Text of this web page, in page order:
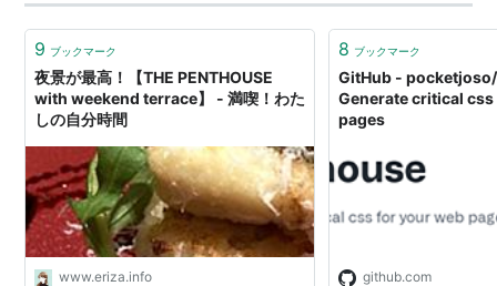
ルタイムで聴いているので…
9 ブックマーク
夜景が最高！【THE PENTHOUSE
with weekend terrace】 - 満喫！わた
しの自分時間
www.eriza.info
8 ブックマーク
GitHub -
Generate critical
pages
github.com